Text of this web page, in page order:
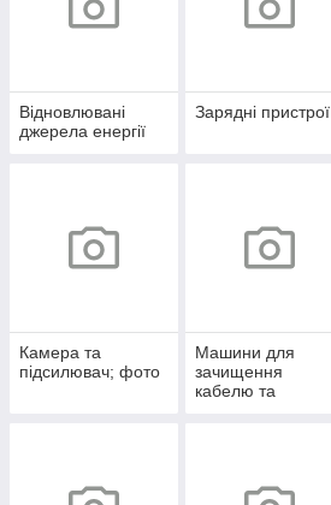
Відновлювані
джерела енергії
Зарядні пристрої
Камера та
підсилювач; фото
Машини для
зачищення
кабелю та